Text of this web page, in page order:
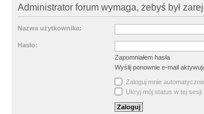
Administrator forum wymaga, żebyś był
Nazwa użytkownika:
Hasło:
Zapomniałem hasła
Wyślij ponownie e-mail
Zaloguj mnie
Ukryj mój status w tej sesji